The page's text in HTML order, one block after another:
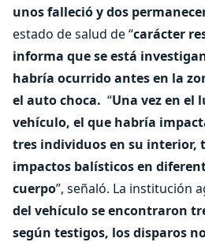
unos falleció y dos
estado de salud de “carácter
informa que se está
habría ocurrido antes en la
el auto choca. “Una vez en el
vehículo, el que habría
tres individuos en su interior,
impactos balísticos en
cuerpo”, señaló. La institución
del vehículo se encontraron
según testigos, los disparos